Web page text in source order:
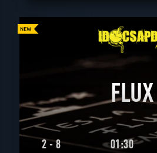
FLUX
2 - 8 01:30